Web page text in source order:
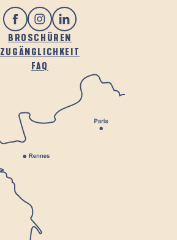
BROSCHÜREN
ZUGÄNGLICHKEIT
FAQ